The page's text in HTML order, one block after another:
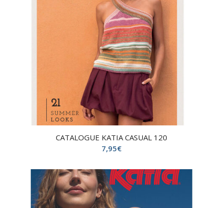
CATALOGUE KATIA CASUAL 120
7,95€